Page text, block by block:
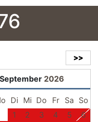
>>
September 2026
Di Mi Do Fr Sa So
1
2 3 4 5
6